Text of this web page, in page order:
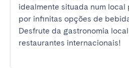
idealmente situada num
por infinitas opções de
Desfrute da gastronomia
restaurantes internacionais!